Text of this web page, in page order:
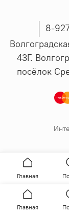
8-
43Г.
посёлок
Главная
Главная